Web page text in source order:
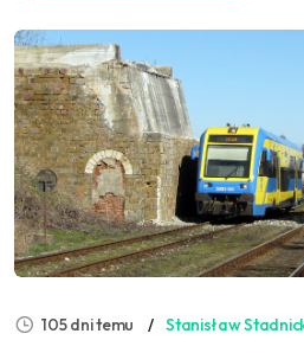
105 dni temu Stanisław